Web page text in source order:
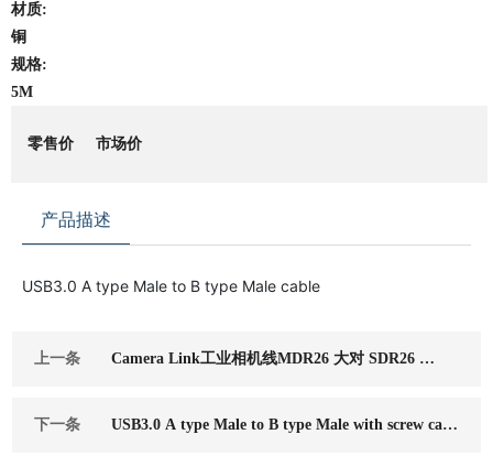
材质:
铜
规格:
5M
零售价 市场价
产品描述
USB3.0 A type Male to B type Male cable
上一条
Camera Link工业相机线MDR26 大对 SDR26 小
下一条
USB3.0 A type Male to B type Male with screw cabl